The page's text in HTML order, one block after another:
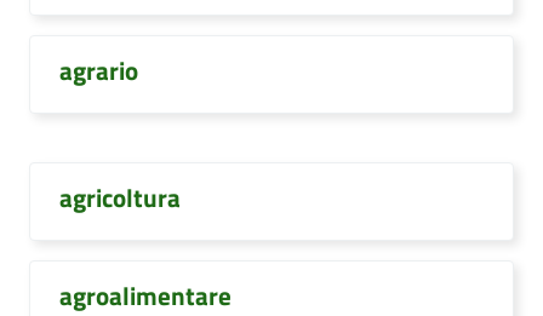
agrario
agricoltura
agroalimentare